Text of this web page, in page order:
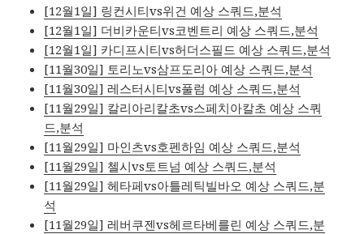
[12월1일] 링컨시티vs위건 예상 스쿼드,분석
[12월1일] 더비카운티vs코벤트리 예상 스쿼드,분석
[12월1일] 카디프시티vs허더스필드 예상 스쿼드,분석
[11월30일] 토리노vs삼프도리아 예상 스쿼드,분석
[11월30일] 레스터시티vs풀럼 예상 스쿼드,분석
[11월29일] 칼리아리칼초vs스페치아칼초 예상 스쿼
드,분석
[11월29일] 마인츠vs호펜하임 예상 스쿼드,분석
[11월29일] 첼시vs토트넘 예상 스쿼드,분석
[11월29일] 헤타페vs아틀레틱빌바오 예상 스쿼드,분
석
[11월29일] 레버쿠젠vs헤르타베를린 예상 스쿼드,분